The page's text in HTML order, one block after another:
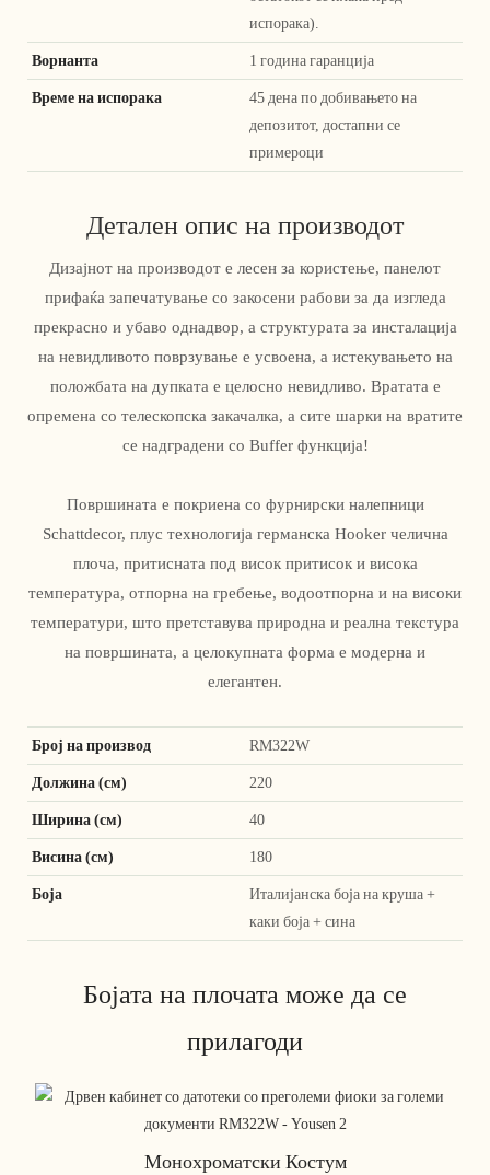
испорака).
Ворнанта 1 година гаранција
Време на испорака
45 дена по добивањето на
депозитот, достапни се
примероци
Детален опис на производот
Дизајнот на производот е лесен за користење, панелот
прифаќа запечатување со закосени рабови за да изгледа
прекрасно и убаво однадвор, а структурата за инсталација
на невидливото поврзување е усвоена, а истекувањето на
положбата на дупката е целосно невидливо. Вратата е
опремена со телескопска закачалка, а сите шарки на вратите
се надградени со Buffer функција!
Површината е покриена со фурнирски налепници
Schattdecor, плус технологија германска Hooker челична
плоча, притисната под висок притисок и висока
температура, отпорна на гребење, водоотпорна и на високи
температури, што претставува природна и реална текстура
на површината, а целокупната форма е модерна и
елегантен.
Број на производ RM322W
Должина (см) 220
Ширина (см) 40
Висина (см) 180
Боја
Италијанска боја на круша +
каки боја + сина
Бојата на плочата може да се
прилагоди
Монохроматски Костум